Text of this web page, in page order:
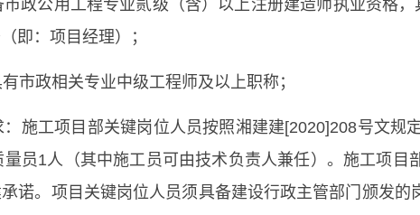
市政公用工程专业贰级（含）以上注册建造师执业资格
即：项目经理）；
市政相关专业中级工程师及以上职称；
：施工项目部关键岗位人员按照湘建建[2020]208号文规
员1人（其中施工员可由技术负责人兼任）。施工项
诺。项目关键岗位人员须具备建设行政主管部门颁发